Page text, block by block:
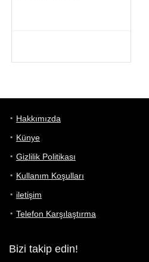
Hakkımızda
Künye
Gizlilik Politikası
Kullanım Koşulları
iletişim
Telefon Karşılaştırma
Bizi takip edin!